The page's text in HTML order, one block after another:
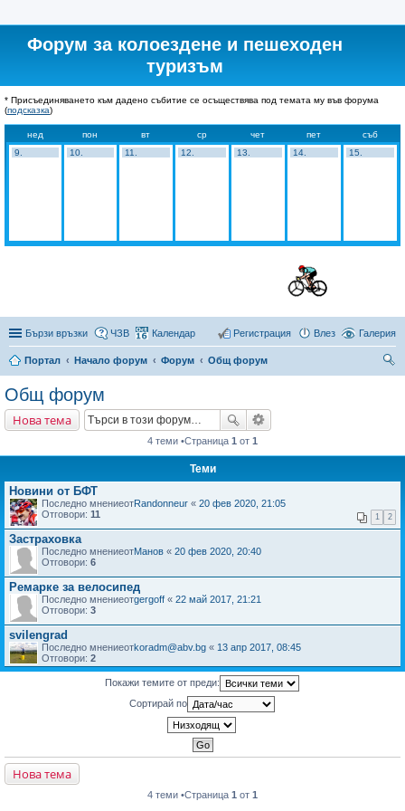
Форум за колоездене и пешеходен
туризъм
* Присъединяването към дадено събитие се осъществява под темата му във форума
(подсказка)
нед пон вт ср чет пет
съб
9.
10. 11. 12. 13. 14. 15.
Бързи връзки Галерия
ЧЗВ Календар Влез
Регистрация
Портал Начало форум Форум
Общ форум
Общ форум
Нова тема
4 теми •Страница 1 от 1
Теми
Новини от БФТ
Последно мнениеотRandonneur « 20 фев 2020, 21:05
Отговори: 11 1 2
Застраховка
Последно мнениеотМанов « 20 фев 2020, 20:40
Отговори: 6
Ремарке за велосипед
Последно мнениеотgergoff « 22 май 2017, 21:21
Отговори: 3
svilengrad
Последно мнениеотkoradm@abv.bg « 13 апр 2017, 08:45
Отговори: 2
Покажи темите от преди:
Сортирай по
Нова тема
4 теми •Страница 1 от 1